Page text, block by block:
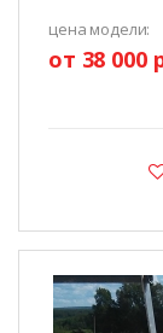
цена модели:
от 38 000